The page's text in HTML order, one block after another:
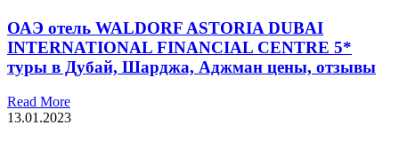
ОАЭ отель WALDORF ASTORIA DUBAI
INTERNATIONAL FINANCIAL CENTRE 5*
туры в Дубай, Шарджа, Аджман цены, отзывы
Read More
13.01.2023